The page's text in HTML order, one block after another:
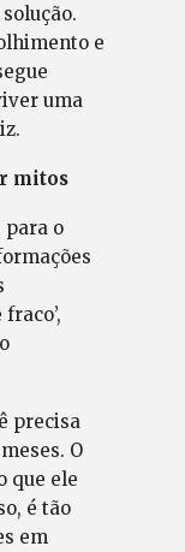
e
uma
mitos
para o
precisa
O
que ele
é tão
em